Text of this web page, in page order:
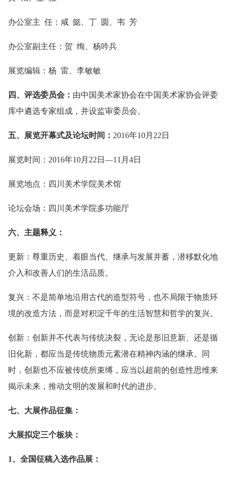
办公室主 任：咸 懿、丁 圆、韦 芳
办公室副主任：贺 绚、杨吟兵
展览编辑：杨 雷、李敏敏
四、评选委员会： 由中国美术家协会在中国美术家协会评委
库中遴选专家组成，并设监审委员会。
五、展览开幕式及论坛时间： 2016年10月22日
展览时间：2016年10月22日—11月4日
展览地点：四川美术学院美术馆
论坛会场：四川美术学院多功能厅
六、主题释义：
更新：尊重历史、着眼当代、继承与发展并蓄，潜移默化地
介入和改善人们的生活品质。
复兴：不是简单地沿用古代的造型符号，也不局限于物质环
境的改造方法，而是对积淀千年的生活智慧和哲学的复兴。
创新：创新并不代表与传统决裂，无论是形旧意新、还是循
旧化新，都应当是传统物质元素潜在精神内涵的继承。同
时，创新也不应被传统所束缚，应当以超前的创造性思维来
揭示未来，推动文明的发展和时代的进步。
七、大展作品征集：
大展拟定三个板块：
1、全国征稿入选作品展：